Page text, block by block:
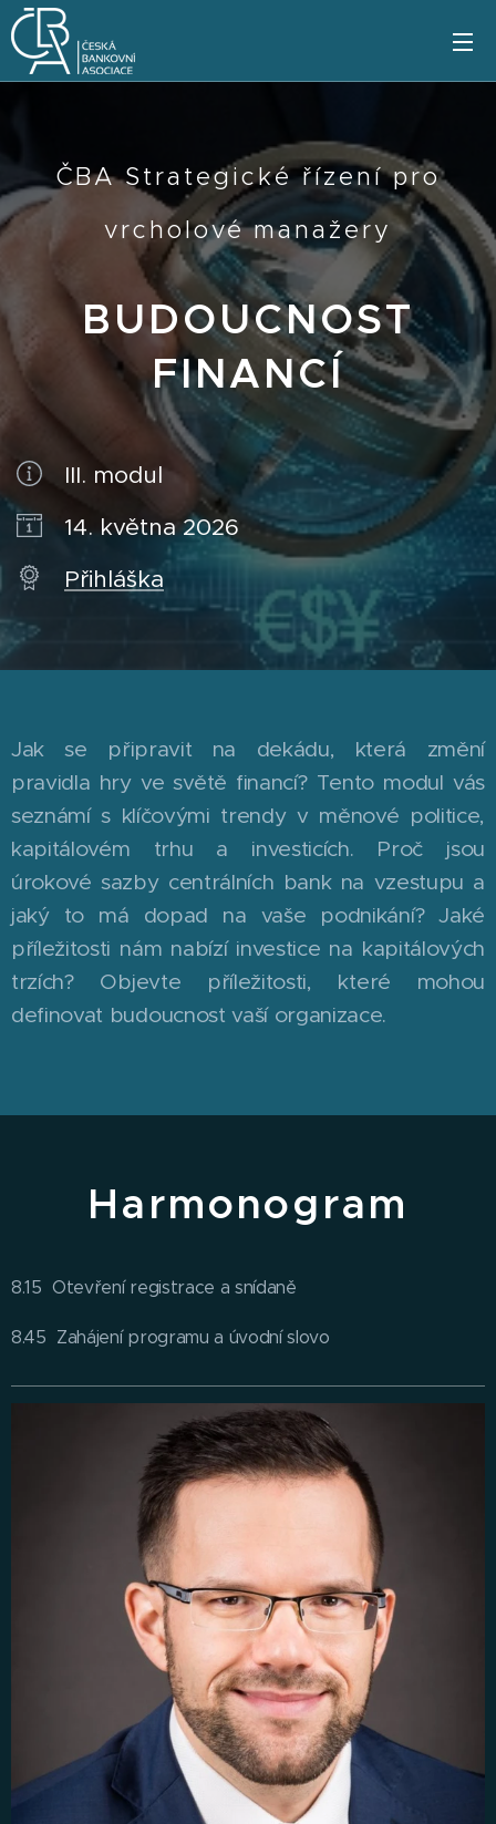
ČBA Strategické řízení pro
vrcholové manažery
BUDOUCNOST
FINANCÍ
III. modul
14. května 2026
Přihláška
Jak se připravit na dekádu, která změní
pravidla hry ve světě financí? Tento modul vás
seznámí s klíčovými trendy v měnové politice,
kapitálovém trhu a investicích. Proč jsou
úrokové sazby centrálních bank na vzestupu a
jaký to má dopad na vaše podnikání? Jaké
příležitosti nám nabízí investice na kapitálových
trzích? Objevte příležitosti, které mohou
definovat budoucnost vaší organizace.
Harmonogram
8.15 Otevření registrace a snídaně
8.45 Zahájení programu a úvodní slovo